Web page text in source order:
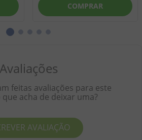
COMPRAR
Avaliações
feitas avaliações para este
acha de deixar uma?
AVALIAÇÃO